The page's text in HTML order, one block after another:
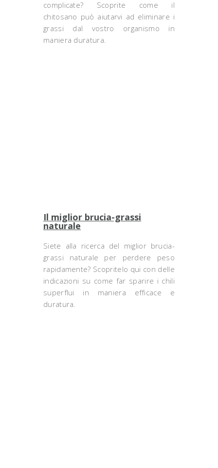
complicate? Scoprite come il
chitosano può aiutarvi ad eliminare i
grassi dal vostro organismo in
maniera duratura.
Il miglior brucia-grassi
naturale
Siete alla ricerca del miglior brucia-
grassi naturale per perdere peso
rapidamente? Scopritelo qui con delle
indicazioni su come far sparire i chili
superflui in maniera efficace e
duratura.